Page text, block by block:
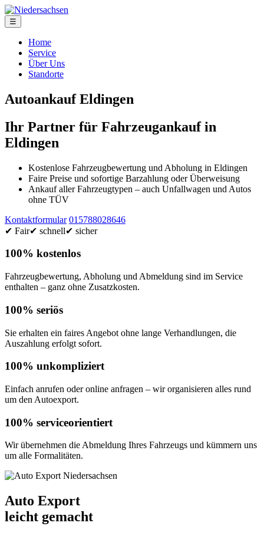
☰
Home
Service
Über Uns
Standorte
Autoankauf Eldingen
Ihr Partner für Fahrzeugankauf in
Eldingen
Kostenlose Fahrzeugbewertung und Abholung in Eldingen
Faire Preise und sofortige Barzahlung oder Überweisung
Ankauf aller Fahrzeugtypen – auch Unfallwagen und Autos
ohne TÜV
Kontaktformular 015788028646
✔ Fair✔ schnell✔ sicher
100% kostenlos
Fahrzeugbewertung, Abholung und Abmeldung sind im Service
enthalten – ganz ohne Zusatzkosten.
100% seriös
Sie erhalten ein faires Angebot ohne lange Verhandlungen, die
Auszahlung erfolgt sofort.
100% unkompliziert
Einfach anrufen oder online anfragen – wir organisieren alles rund
um den Autoexport.
100% serviceorientiert
Wir übernehmen die Abmeldung Ihres Fahrzeugs und kümmern uns
um alle Formalitäten.
Auto Export
leicht gemacht